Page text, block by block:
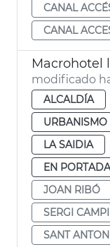
CANAL
CANAL
Macrohotel
modificado
ALCALDÍA
URBANISMO
LA SAIDIA
EN
JOAN RIBÓ
SERGI
SANT